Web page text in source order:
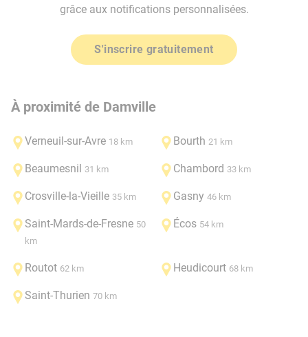
grâce aux notifications personnalisées.
S'inscrire gratuitement
À proximité de Damville
Verneuil-sur-Avre 18 km Bourth 21 km
Beaumesnil 31 km Chambord 33 km
Crosville-la-Vieille 35 km Gasny 46 km
Saint-Mards-de-Fresne 50
km
Écos 54 km
Routot 62 km Heudicourt 68 km
Saint-Thurien 70 km